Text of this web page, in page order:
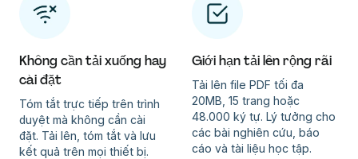
Không cần tải xuống hay
cài đặt
Tóm tắt trực tiếp trên trình
duyệt mà không cần cài
đặt. Tải lên, tóm tắt và lưu
kết quả trên mọi thiết bị.
Giới hạn tải lên rộng rãi
Tải lên file PDF tối đa
20MB, 15 trang hoặc
48.000 ký tự. Lý tưởng cho
các bài nghiên cứu, báo
cáo và tài liệu học tập.